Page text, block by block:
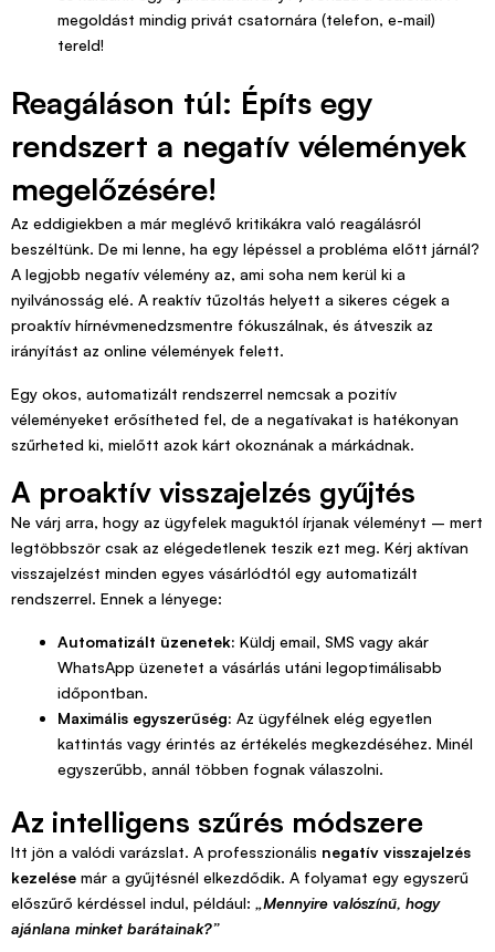
megoldást mindig privát csatornára (telefon, e-mail)
tereld!
Reagáláson túl: Építs egy
rendszert a negatív vélemények
megelőzésére!
Az eddigiekben a már meglévő kritikákra való reagálásról
beszéltünk. De mi lenne, ha egy lépéssel a probléma előtt járnál?
A legjobb negatív vélemény az, ami soha nem kerül ki a
nyilvánosság elé. A reaktív tűzoltás helyett a sikeres cégek a
proaktív hírnévmenedzsmentre fókuszálnak, és átveszik az
irányítást az online vélemények felett.
Egy okos, automatizált rendszerrel nemcsak a pozitív
véleményeket erősítheted fel, de a negatívakat is hatékonyan
szűrheted ki, mielőtt azok kárt okoznának a márkádnak.
A proaktív visszajelzés gyűjtés
Ne várj arra, hogy az ügyfelek maguktól írjanak véleményt – mert
legtöbbször csak az elégedetlenek teszik ezt meg. Kérj aktívan
visszajelzést minden egyes vásárlódtól egy automatizált
rendszerrel. Ennek a lényege:
Automatizált üzenetek: Küldj email, SMS vagy akár
WhatsApp üzenetet a vásárlás utáni legoptimálisabb
időpontban.
Maximális egyszerűség: Az ügyfélnek elég egyetlen
kattintás vagy érintés az értékelés megkezdéséhez. Minél
egyszerűbb, annál többen fognak válaszolni.
Az intelligens szűrés módszere
Itt jön a valódi varázslat. A professzionális negatív visszajelzés
kezelése már a gyűjtésnél elkezdődik. A folyamat egy egyszerű
előszűrő kérdéssel indul, például: „Mennyire valószínű, hogy
ajánlana minket barátainak?”